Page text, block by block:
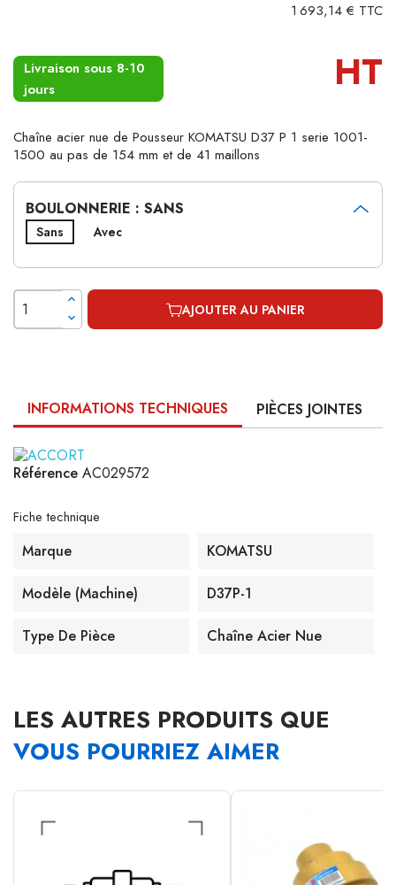
1 693,14 € TTC
Livraison sous 8-10
jours
HT
Chaîne acier nue de Pousseur KOMATSU D37 P 1 serie 1001-
1500 au pas de 154 mm et de 41 maillons
BOULONNERIE : SANS
Sans Avec
AJOUTER AU PANIER
INFORMATIONS TECHNIQUES PIÈCES JOINTES
Référence AC029572
Fiche technique
Marque KOMATSU
Modèle (machine) D37P-1
Type De Pièce Chaîne Acier Nue
LES AUTRES PRODUITS QUE
VOUS POURRIEZ AIMER